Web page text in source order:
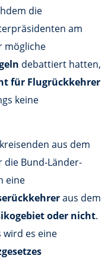
die
am
mögliche
debattiert hatten,
für Flugrückkehrer
keine
aus dem
die Bund-Länder-
eine
aus dem
oder nicht.
wird es eine